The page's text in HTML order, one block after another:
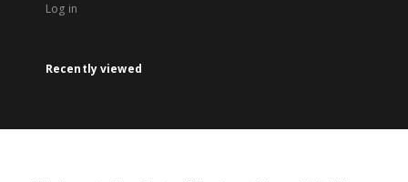
Log in
Recently viewed